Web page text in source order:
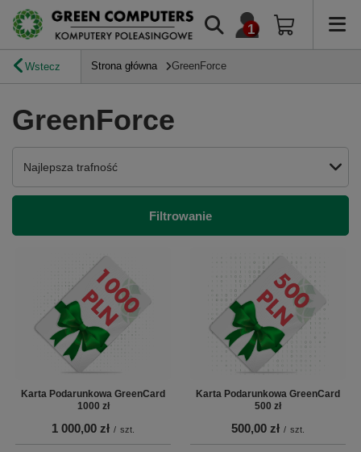
Wstecz Strona główna GreenForce
GreenForce
Zmień sortowanie
Najlepsza trafność
Filtrowanie
Karta Podarunkowa GreenCard
1000 zł
1 000,00 zł / szt.
Karta Podarunkowa GreenCard
500 zł
500,00 zł / szt.